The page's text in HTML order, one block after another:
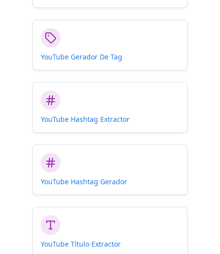
YouTube Gerador De Tag
YouTube Hashtag Extractor
YouTube Hashtag Gerador
YouTube Título Extractor